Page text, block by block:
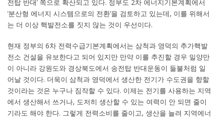
전탑 반대’ 쪽으로 확산되고 있다. 정부도 2차 에너지기본계획에서
‘분산형 에너지 시스템으로의 전환’을 검토하고 있는데, 이를 위해서
는 더 이상 핵발전소를 짓지 않는 것이 우선이다.
현재 정부의 6차 전력수급기본계획에서는 삼척과 영덕의 추가핵발
전소 건설을 유보한다고 되어 있지만 만약 이를 추진할 경우 밀양만
이 아니라 강원도와 경상북도에서 송전탑 반대운동이 들불처럼 일
어날 것이다. 더욱이 삼척과 영덕에서 생산한 전기가 수도권을 향할
것이라는 것은 누구나 짐작할 수 있다. 이제는 전기를 사용하는 지역
에서 생산해서 쓰거나, 도저히 생산할 수 있는 여력이 안 되면 줄이
기라도 해야 한다. 그렇게 전력소비를 줄이고, 생산을 늘려 지역에너